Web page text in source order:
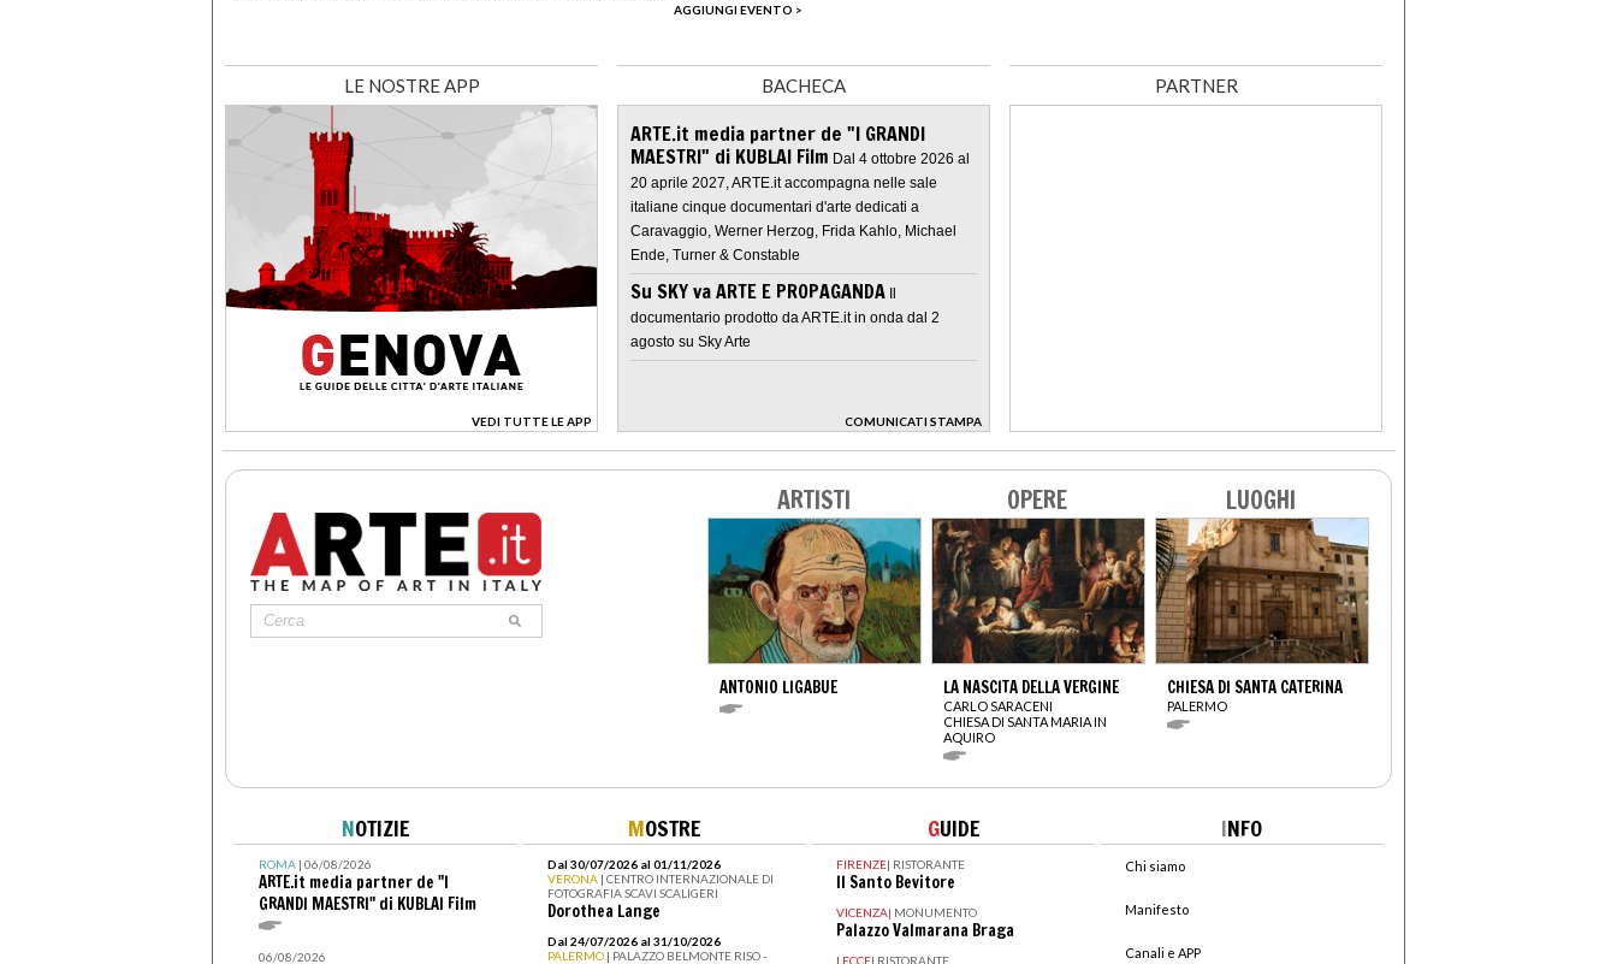
AGGIUNGI EVENTO >
LE NOSTRE APP
VEDI TUTTE LE APP
>
BACHECA
ARTE.it media partner de "I GRANDI
MAESTRI" di KUBLAI Film Dal 4 ottobre 2026 al
20 aprile 2027, ARTE.it accompagna nelle sale
italiane cinque documentari d'arte dedicati a
Caravaggio, Werner Herzog, Frida Kahlo, Michael
Ende, Turner & Constable
Su SKY va ARTE E PROPAGANDA Il
documentario prodotto da ARTE.it in onda dal 2
agosto su Sky Arte
COMUNICATI STAMPA
>
PARTNER
ARTISTI
ANTONIO LIGABUE
OPERE
LA NASCITA DELLA VERGINE
CARLO SARACENI
CHIESA DI SANTA MARIA IN
AQUIRO
LUOGHI
CHIESA DI SANTA CATERINA
PALERMO
NOTIZIE
ROMA| 06/08/2026
ARTE.it media partner de "I
GRANDI MAESTRI" di KUBLAI Film
06/08/2026
MOSTRE
Dal 30/07/2026 al 01/11/2026
VERONA | CENTRO INTERNAZIONALE DI
FOTOGRAFIA SCAVI SCALIGERI
Dorothea Lange
Dal 24/07/2026 al 31/10/2026
PALERMO | PALAZZO BELMONTE RISO -
GUIDE
FIRENZE| RISTORANTE
Il Santo Bevitore
VICENZA| MONUMENTO
Palazzo Valmarana Braga
LECCE| RISTORANTE
INFO
Chi siamo
Manifesto
Canali e APP